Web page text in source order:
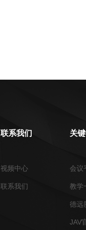
联系我们
视频中心
联系我们
关
会议
教学
德远
JAV